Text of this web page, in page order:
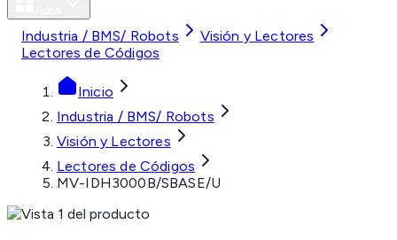
Industria / BMS/ Robots
Visión y Lectores
Lectores de Códigos
Inicio
Industria / BMS/ Robots
Visión y Lectores
Lectores de Códigos
MV-IDH3000B/SBASE/U